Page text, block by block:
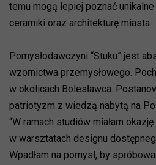
temu mogą lepiej poznać
ceramiki oraz architekturę miasta.
Pomysłodawczyni “Stuku” jest
wzornictwa przemysłowego.
w okolicach Bolesławca.
patriotyzm z wiedzą nabytą na
“W ramach studiów miałam
w warsztatach designu
Wpadłam na pomysł, by